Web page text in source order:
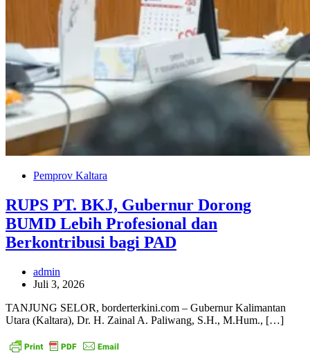
Pemprov Kaltara
RUPS PT. BKJ, Gubernur Dorong
BUMD Lebih Profesional dan
Berkontribusi bagi PAD
admin
Juli 3, 2026
TANJUNG SELOR, borderterkini.com – Gubernur Kalimantan
Utara (Kaltara), Dr. H. Zainal A. Paliwang, S.H., M.Hum., […]